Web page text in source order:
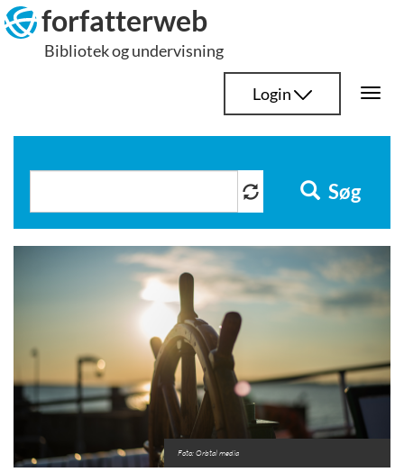
Hop
til
indhold
forfatterweb
Bibliotek og undervisning
Login
Søg
Foto: Orbtal media